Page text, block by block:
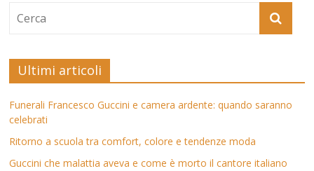
Ultimi articoli
Funerali Francesco Guccini e camera ardente: quando saranno
celebrati
Ritorno a scuola tra comfort, colore e tendenze moda
Guccini che malattia aveva e come è morto il cantore italiano